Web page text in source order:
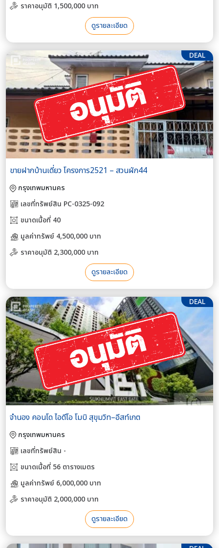
ราคาอนุมัติ 1,500,000 บาท
ดูรายละเอียด
DEAL
ขายฝากบ้านเดี่ยว โครงการ2521 – สวนผัก44
กรุงเทพมหานคร
เลขที่ทรัพย์สิน PC-0325-092
ขนาดเนื้อที่ 40
มูลค่าทรัพย์ 4,500,000 บาท
ราคาอนุมัติ 2,300,000 บาท
ดูรายละเอียด
DEAL
จำนอง คอนโด ไอดีโอ โมบิ สุขุมวิท–อีสท์เกต
กรุงเทพมหานคร
เลขที่ทรัพย์สิน -
ขนาดเนื้อที่ 56 ตารางเมตร
มูลค่าทรัพย์ 6,000,000 บาท
ราคาอนุมัติ 2,000,000 บาท
ดูรายละเอียด